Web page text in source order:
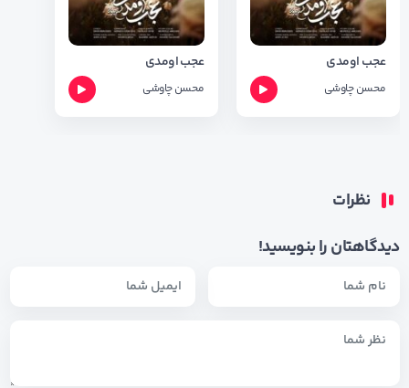
عجب اومدی
محسن چاوشی
عجب اومدی
محسن چاوشی
نظرات
دیدگاهتان را بنویسید!